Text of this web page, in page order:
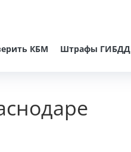
КБМ Штрафы ГИБДД